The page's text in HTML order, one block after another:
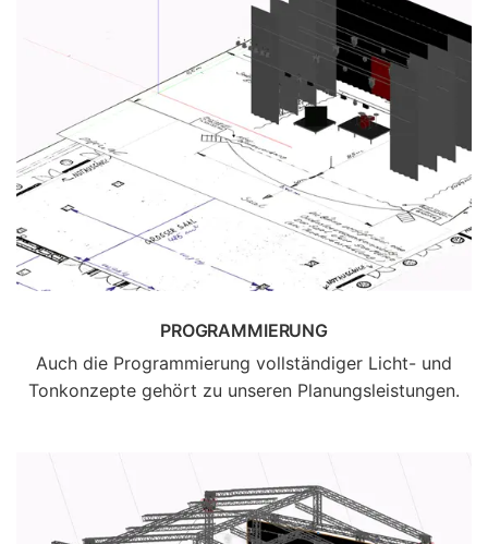
PROGRAMMIERUNG
Auch die Programmierung vollständiger Licht- und
Tonkonzepte gehört zu unseren Planungsleistungen.